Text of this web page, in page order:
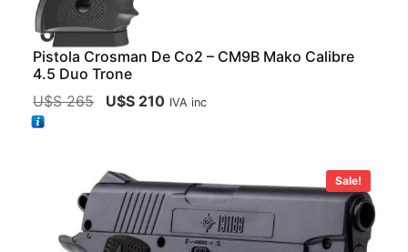
Pistola Crosman De Co2 – CM9B Mako Calibre
4.5 Duo Trone
U$S265 U$S 210 IVA inc
Sale!